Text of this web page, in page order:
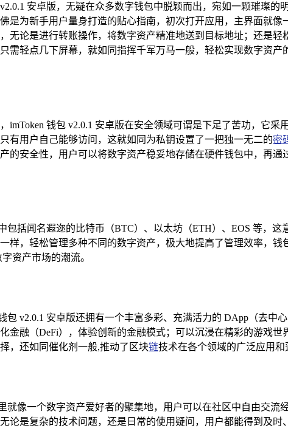
安卓版，无疑在众多数字钱包中脱颖而出，宛如一颗璀璨
是为新手用户量身打造的贴心指南，初次打开应用，主界面就
无论是进行转账操作，将数字资产精准地送到目标地址；还是
需轻点几下屏幕，就如同指挥千军万马一般，轻松实现数字资
imToken 钱包 v2.0.1 安卓版在安全领域可谓是下足了苦功，它
有用户自己能够访问，这就如同为私钥设置了一把独一无二的密
的安全性，用户可以将数字资产稳妥地存储在硬件钱包中，再通
包括闻名遐迩的比特币（BTC）、以太坊（ETH）、EOS 等，
样，轻松管理多种不同的数字资产，极大地提高了管理效率，
资产市场的潮流。
包 v2.0.1 安卓版还拥有一个丰富多彩、充满活力的 DApp（去
金融（DeFi），体验创新的金融模式；可以沉浸在精彩的游戏
，还如同催化剂一般,推动了区块链技术在各个领域的广泛应用和
就像一个数字资产爱好者的聚集地，用户可以在社区中自由交
是复杂的技术问题，还是日常的使用疑问，用户都能得到及时